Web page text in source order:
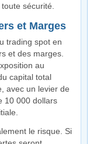
sécurité.
et Marges
trading spot en
et des marges.
au
capital total
avec un levier de
10 000 dollars
le risque. Si